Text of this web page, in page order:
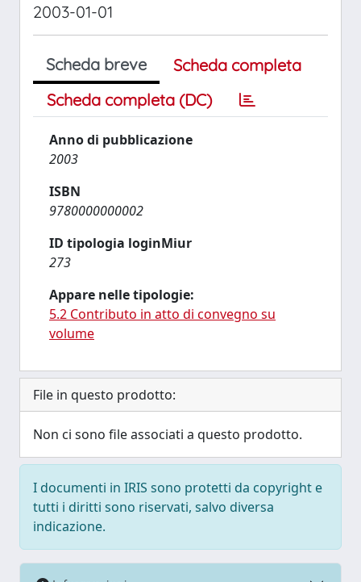
2003-01-01
Scheda breve
Scheda completa
Scheda completa (DC)
Anno di pubblicazione
2003
ISBN
9780000000002
ID tipologia loginMiur
273
Appare nelle tipologie:
5.2 Contributo in atto di convegno su
volume
File in questo prodotto:
Non ci sono file associati a questo prodotto.
I documenti in IRIS sono protetti da copyright e
tutti i diritti sono riservati, salvo diversa
indicazione.